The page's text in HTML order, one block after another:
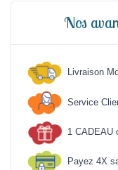
Nos
Livraison
Service
1 CADEAU
Payez 4X